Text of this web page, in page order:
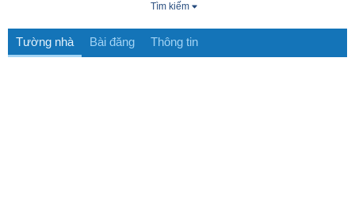
Tìm kiếm
Tường nhà Bài đăng Thông tin